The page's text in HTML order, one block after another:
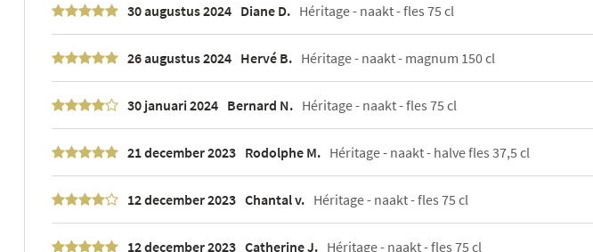
30 augustus 2024 Diane D. Héritage - naakt - fles 75 cl
26 augustus 2024 Hervé B. Héritage - naakt - magnum 150 cl
30 januari 2024 Bernard N. Héritage - naakt - fles 75 cl
21 december 2023 Rodolphe M. Héritage - naakt - halve fles 37,5 cl
12 december 2023 Chantal v. Héritage - naakt - fles 75 cl
12 december 2023 Catherine J. Héritage - naakt - fles 75 cl